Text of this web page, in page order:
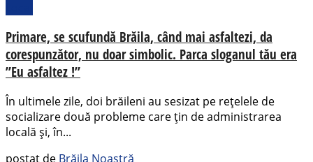
Primare, se scufundă Brăila, când mai asfaltezi, da
corespunzător, nu doar simbolic. Parca sloganul tău era
”Eu asfaltez !”
În ultimele zile, doi brăileni au sesizat pe rețelele de
socializare două probleme care țin de administrarea
locală și, în...
postat de Brăila Noastră